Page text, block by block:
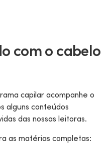
com o cabelo
capilar acompanhe o
alguns conteúdos
das nossas leitoras.
as matérias completas: